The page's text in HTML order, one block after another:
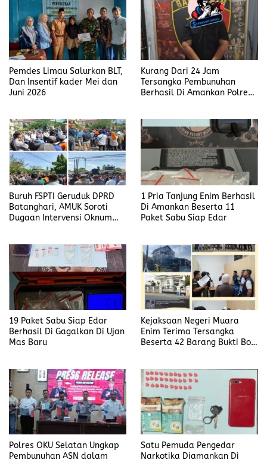
Pemdes Limau Salurkan BLT,
Dan Insentif kader Mei dan
Juni 2026
Kurang Dari 24 Jam
Tersangka Pembunuhan
Berhasil Di Amankan Polres
Buruh FSPTI Geruduk DPRD
Batanghari, AMUK Soroti
Dugaan Intervensi Oknum
1 Pria Tanjung Enim Berhasil
Di Amankan Beserta 11
Paket Sabu Siap Edar
19 Paket Sabu Siap Edar
Berhasil Di Gagalkan Di Ujan
Mas Baru
Kejaksaan Negeri Muara
Enim Terima Tersangka
Beserta 42 Barang Bukti Bobi
Polres OKU Selatan Ungkap
Pembunuhan ASN dalam
Satu Pemuda Pengedar
Narkotika Diamankan Di